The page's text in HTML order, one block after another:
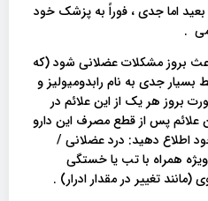
اما جدی ، فوراً به پزشک خود
.
بروز مشکلات عضلانی شود (که
جدی به نام رابدومیولیز و
بروز هر یک از این علائم در
علائم پس از قطع مصرف این دارو
اطلاع دهید: درد عضلانی /
همراه با تب یا خستگی
تغییر در مقدار ادرار) .